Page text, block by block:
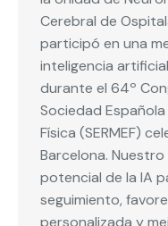
Cerebral de
participó en una
inteligencia
durante el 64º
Sociedad
Física (SERMEF)
Barcelona.
potencial de la IA
seguimiento,